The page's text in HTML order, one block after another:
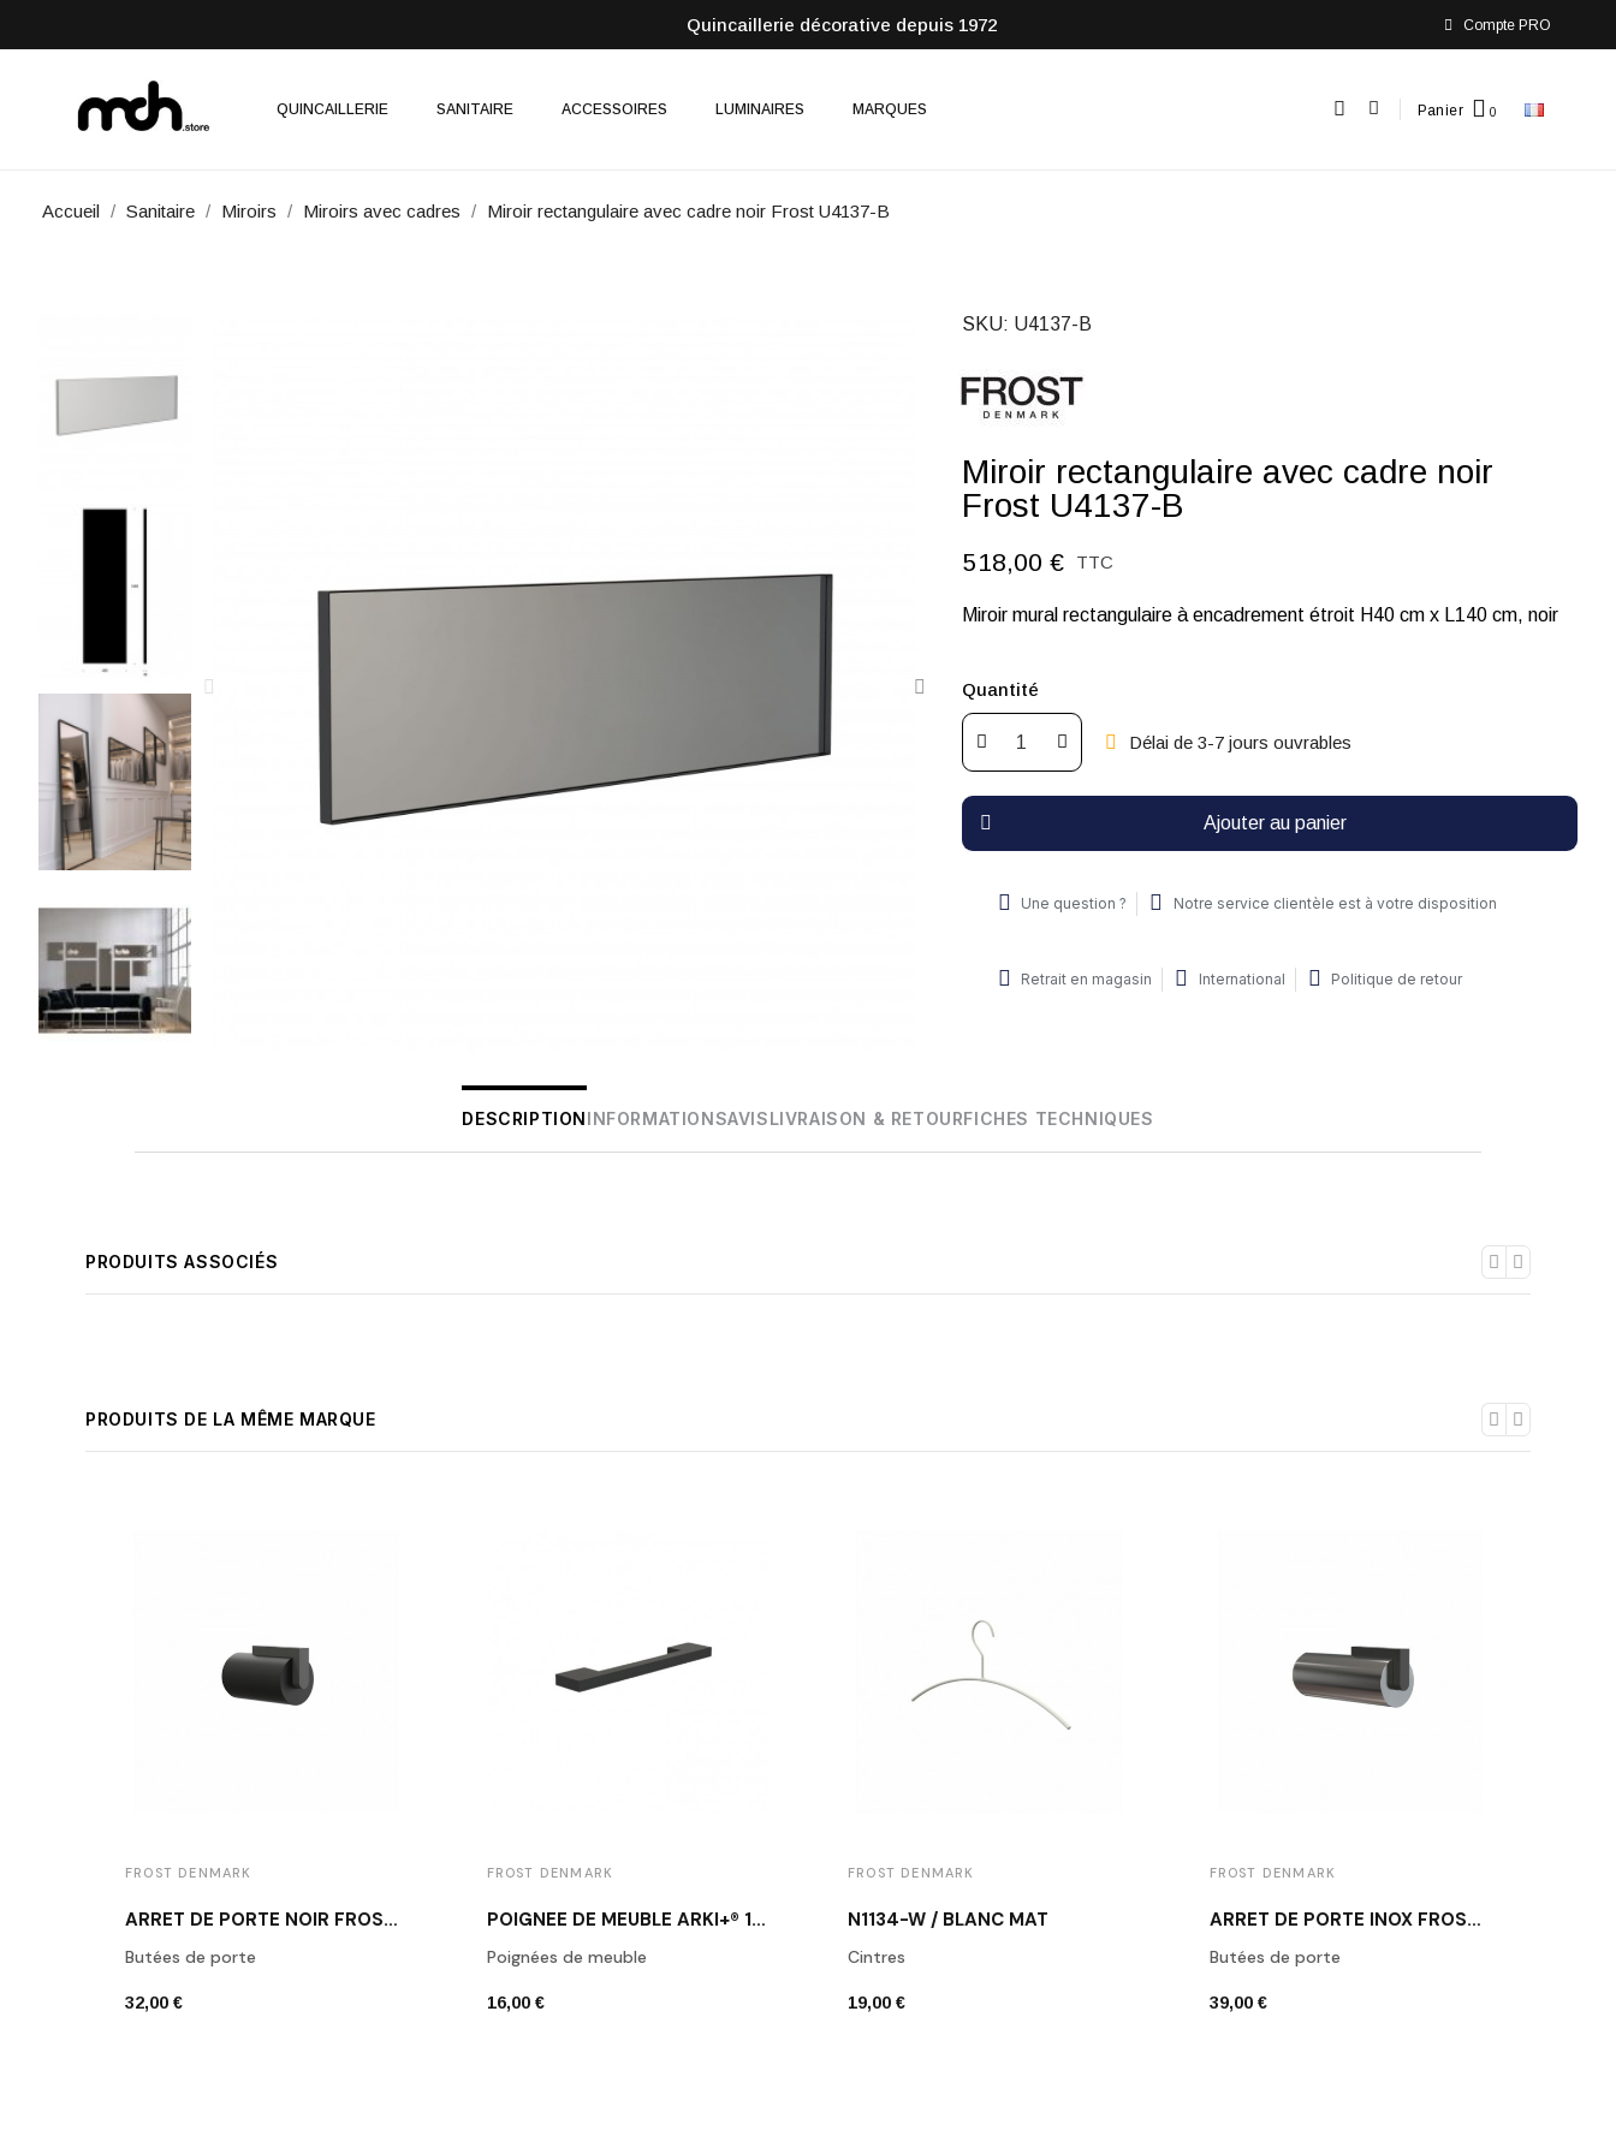
Quincaillerie décorative depuis 1972 Compte PRO
QUINCAILLERIE SANITAIRE ACCESSOIRES LUMINAIRES MARQUES Panier
Accueil Sanitaire Miroirs Miroirs avec cadres Miroir rectangulaire avec cadre noir Frost U4137-B
SKU U4137-B
Miroir rectangulaire avec cadre noir
Frost U4137-B
518,00 € TTC
Miroir mural rectangulaire à encadrement étroit H40 cm x L140 cm, noir
Quantité
Délai de 3-7 jours ouvrables
Ajouter au panier
Une question ? Notre service clientèle est à votre disposition
Retrait en magasin International Politique de retour
DESCRIPTIONINFORMATIONSAVISLIVRAISON & RETOURFICHES TECHNIQUES
PRODUITS ASSOCIÉS
PRODUITS DE LA MÊME MARQUE
FROST DENMARK
ARRÊT DE PORTE NOIR FROST N1931B
Butées de porte
32,00 €
FROST DENMARK
POIGNÉE DE MEUBLE ARKI+® 160 NOIR MAT
Poignées de meuble
16,00 €
FROST DENMARK
N1134-W / BLANC MAT
Cintres
19,00 €
FROST DENMARK
ARRÊT DE PORTE INOX FROST N1931-1
Butées de porte
39,00 €